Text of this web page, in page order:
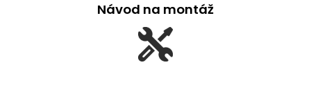
Návod na montáž